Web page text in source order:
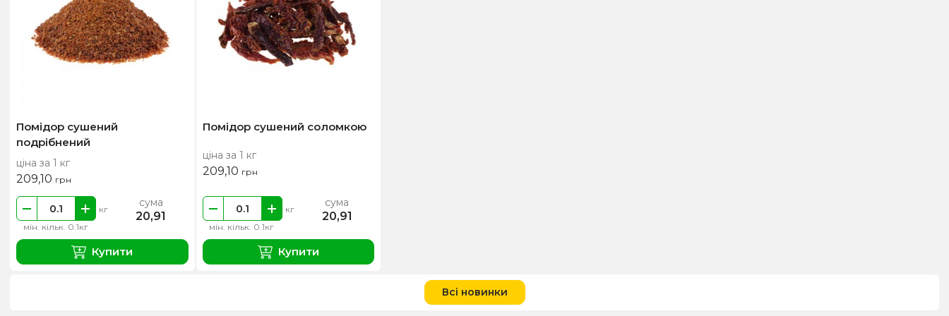
Помідор сушений
подрібнений
ціна за 1 кг
209,10 грн
мін. кільк. 0.1кг
кг сума
20,91
Купити
Помідор сушений соломкою
ціна за 1 кг
209,10 грн
мін. кільк. 0.1кг
кг сума
20,91
Купити
Всі новинки